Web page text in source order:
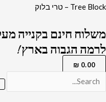
דילוג
Tree Block – טרי בלוק
לרמה הגבוה בארץ !
0.00
₪
כמות
5058
-
תמונה